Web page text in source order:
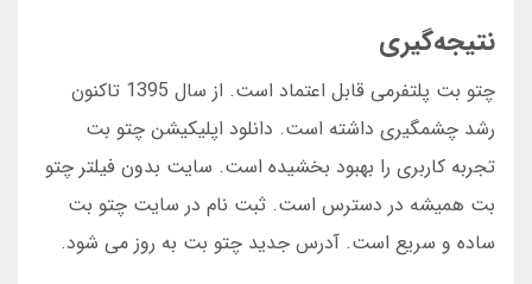
نتیجه‌گیری
چتو بت پلتفرمی قابل اعتماد است. از سال 1395 تاکنون
رشد چشمگیری داشته است. دانلود اپلیکیشن چتو بت
تجربه کاربری را بهبود بخشیده است. سایت بدون فیلتر چتو
بت همیشه در دسترس است. ثبت نام در سایت چتو بت
ساده و سریع است. آدرس جدید چتو بت به روز می شود.